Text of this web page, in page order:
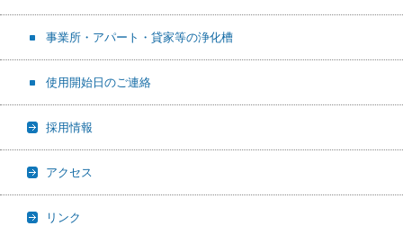
事業所・アパート・貸家等の浄化槽
使用開始日のご連絡
採用情報
アクセス
リンク